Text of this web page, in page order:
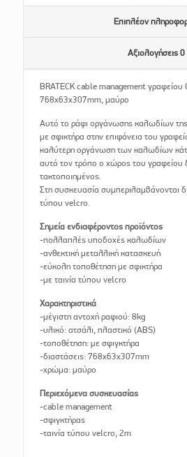
Επιπλέον
Αξιολογήσεις 0
BRATECK cable management
768x63x307mm, μαύρο
Αυτό το ράφι οργάνωσης καλωδίων της
με σφικτήρα στην επιφάνεια του
καλύτερη οργάνωση των καλωδίων
αυτό τον τρόπο ο χώρος του γραφείου
τακτοποιημένος.
Στη συσκευασία συμπεριλαμβάνονται
τύπου velcro.
Σημεία ενδιαφέροντος προϊόντος
-πολλαπλές υποδοχές καλωδίων
-ανθεκτική μεταλλική κατασκευή
-εύκολη τοποθέτηση με σφικτήρα
-με ταινία τύπου velcro
Χαρακτηριστικά
-μέγιστη αντοχή ραφιού: 8kg
-υλικό: ατσάλι, πλαστικό (ABS)
-τοποθέτηση: με σφιγκτήρα
-διαστάσεις: 768x63x307mm
-χρώμα: μαύρο
Περιεχόμενα συσκευασίας
-cable management
-σφιγκτήρας
-ταινία τύπου velcro, 2m